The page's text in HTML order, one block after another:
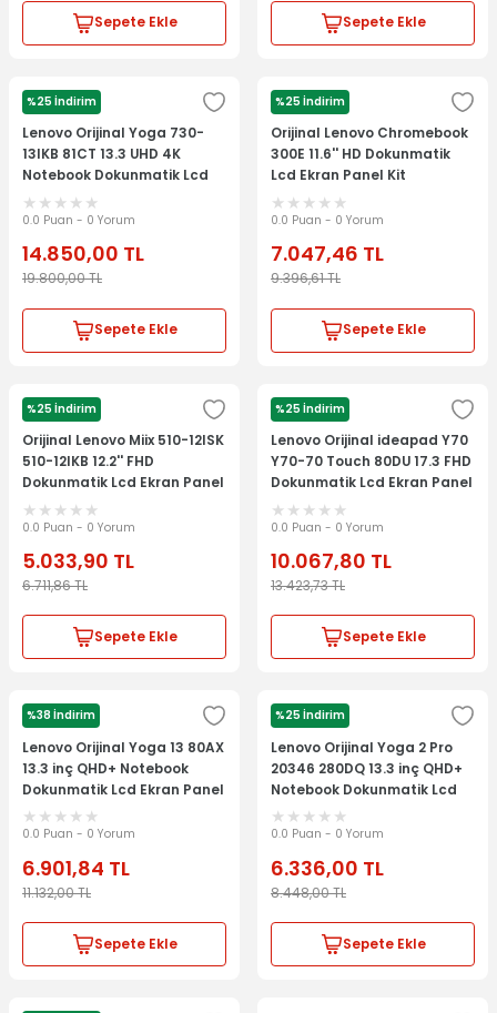
Sepete Ekle Sepete Ekle
%25 İndirim
LENOVO
Lenovo Orijinal Yoga 730-
13IKB 81CT 13.3 UHD 4K
Notebook Dokunmatik Lcd
Ekran Panel
0.0 Puan - 0 Yorum
14.850,00 TL
19.800,00TL
Sepete Ekle
%25 İndirim
LENOVO
Orijinal Lenovo Chromebook
300E 11.6'' HD Dokunmatik
Lcd Ekran Panel Kit
5D10Q93993
0.0 Puan - 0 Yorum
7.047,46 TL
9.396,61TL
Sepete Ekle
%25 İndirim
LENOVO
Orijinal Lenovo Miix 510-12ISK
510-12IKB 12.2'' FHD
Dokunmatik Lcd Ekran Panel
Kit 5D10M42923
0.0 Puan - 0 Yorum
5.033,90 TL
6.711,86TL
Sepete Ekle
%25 İndirim
LENOVO
Lenovo Orijinal ideapad Y70
Y70-70 Touch 80DU 17.3 FHD
Dokunmatik Lcd Ekran Panel
0.0 Puan - 0 Yorum
10.067,80 TL
13.423,73TL
Sepete Ekle
%38 İndirim
LENOVO
Lenovo Orijinal Yoga 13 80AX
13.3 inç QHD+ Notebook
Dokunmatik Lcd Ekran Panel
0.0 Puan - 0 Yorum
6.901,84 TL
11.132,00TL
Sepete Ekle
%25 İndirim
LENOVO
Lenovo Orijinal Yoga 2 Pro
20346 280DQ 13.3 inç QHD+
Notebook Dokunmatik Lcd
Ekran Panel
0.0 Puan - 0 Yorum
6.336,00 TL
8.448,00TL
Sepete Ekle